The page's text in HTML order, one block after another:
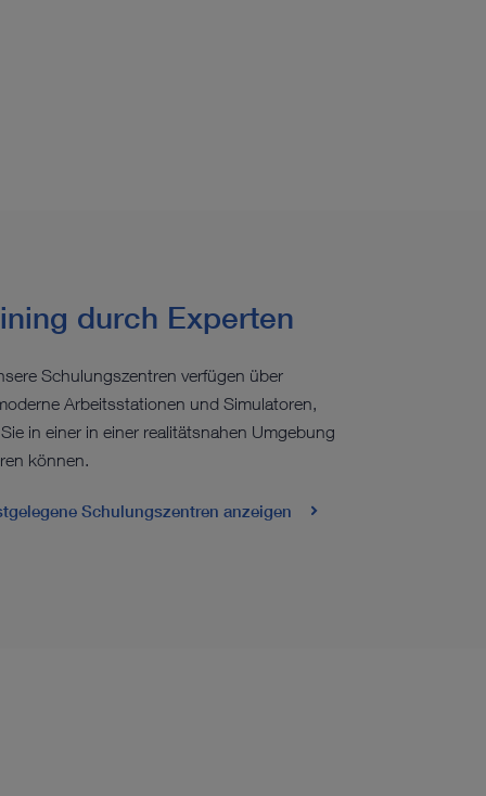
durch Experten
Schulungszentren verfügen über
Arbeitsstationen und Simulatoren,
in einer in einer realitätsnahen Umgebung
können.
Schulungszentren anzeigen